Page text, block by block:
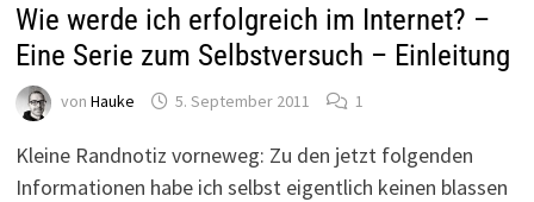
Wie werde ich erfolgreich im Internet? –
Eine Serie zum Selbstversuch – Einleitung
von Hauke 5. September 2011 1
Kleine Randnotiz vorneweg: Zu den jetzt folgenden
Informationen habe ich selbst eigentlich keinen blassen